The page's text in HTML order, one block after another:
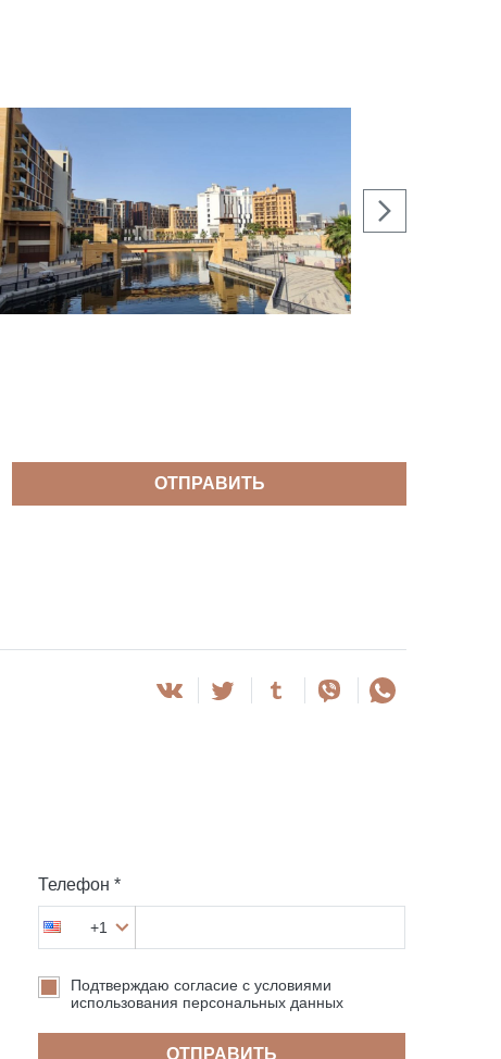
ОТПРАВИТЬ
Телефон *
+1
Подтверждаю согласие с условиями
использования персональных данных
ОТПРАВИТЬ